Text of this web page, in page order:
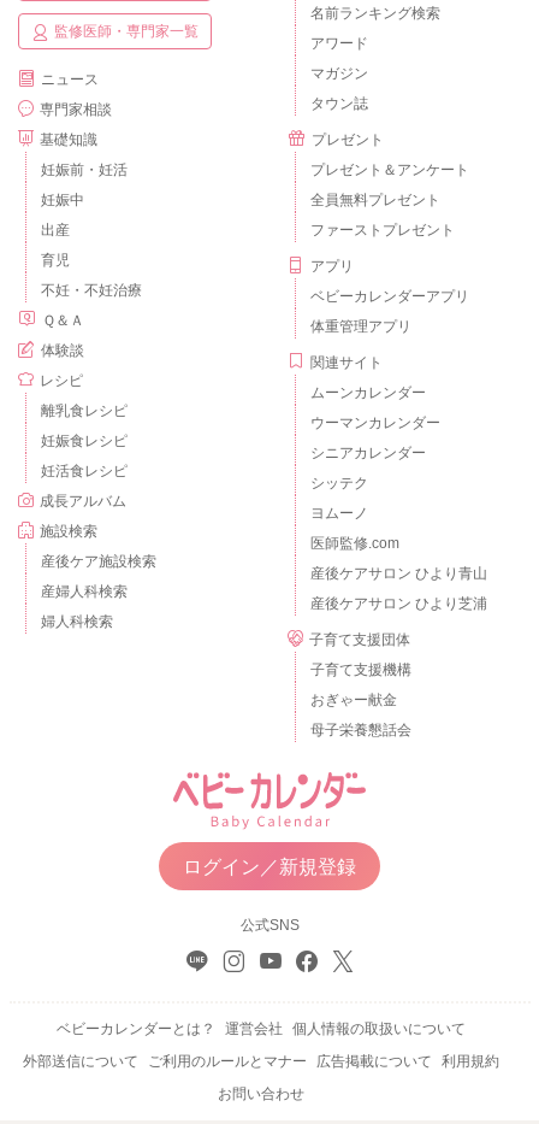
監修医師・専門家一覧
ニュース
専門家相談
基礎知識
妊娠前・妊活
妊娠中
出産
育児
不妊・不妊治療
Ｑ＆Ａ
体験談
レシピ
離乳食レシピ
妊娠食レシピ
妊活食レシピ
成長アルバム
施設検索
産後ケア施設検索
産婦人科検索
婦人科検索
名前ランキング検索
アワード
マガジン
タウン誌
プレゼント
プレゼント＆アンケート
全員無料プレゼント
ファーストプレゼント
アプリ
ベビーカレンダーアプリ
体重管理アプリ
関連サイト
ムーンカレンダー
ウーマンカレンダー
シニアカレンダー
シッテク
ヨムーノ
医師監修.com
産後ケアサロン ひより青山
産後ケアサロン ひより芝浦
子育て支援団体
子育て支援機構
おぎゃー献金
母子栄養懇話会
ログイン／新規登録
公式SNS
ベビーカレンダーとは？ 運営会社
個人情報の取扱いについて
外部送信について
ご利用のルールとマナー 広告掲載について
利用規約
お問い合わせ